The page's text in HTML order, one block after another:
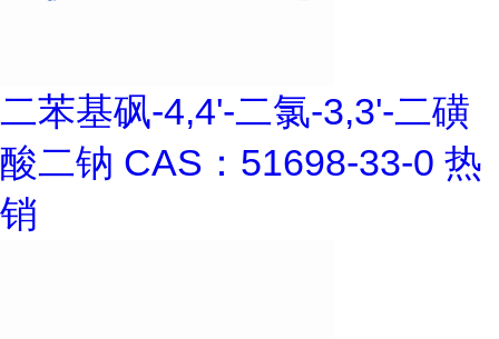
二苯基砜-4,4'-二氯-3,3'-二磺
酸二钠 CAS：51698-33-0 热
销